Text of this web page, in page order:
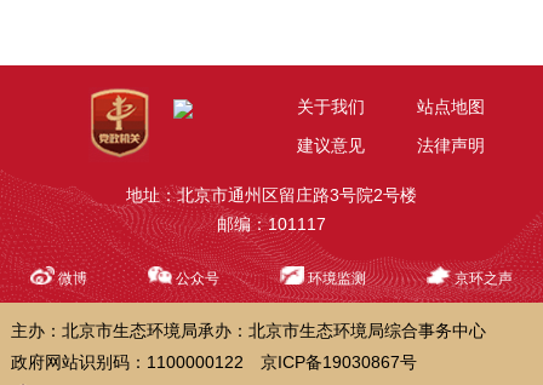
关于我们
站点地图
建议意见
法律声明
地址：北京市通州区留庄路3号院2号楼
邮编：101117
微博 公众号 环境监测 京环之声
主办：北京市生态环境局承办：北京市生态环境局综合事务中心
政府网站识别码：1100000122
京ICP备19030867号